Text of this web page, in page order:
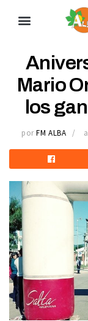
Mario
los
por FM ALBA